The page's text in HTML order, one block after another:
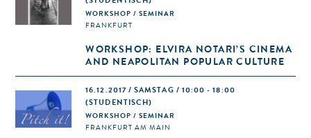
WORKSHOP / SEMINAR
FRANKFURT
WORKSHOP: ELVIRA NOTARI’S CINEMA
AND NEAPOLITAN POPULAR CULTURE
16.12.2017 / SAMSTAG / 10:00 - 18:00
(STUDENTISCH)
WORKSHOP / SEMINAR
FRANKFURT AM MAIN